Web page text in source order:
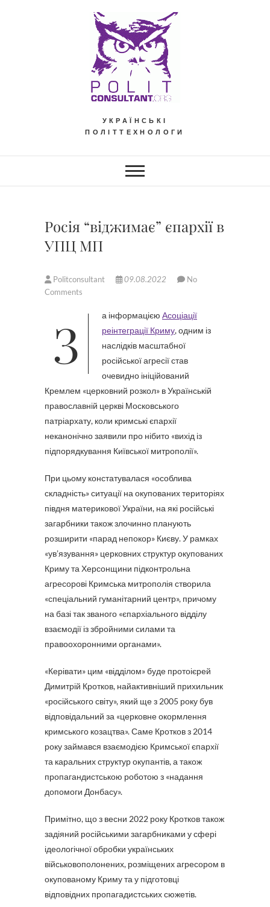
УКРАЇНСЬКІ
ПОЛІТТЕХНОЛОГИ
Росія “віджимає” єпархії в
УПЦ МП
Politconsultant 09.08.2022
No
Comments
За інформацією Асоціації
реінтеграції Криму, одним із
наслідків масштабної
російської агресії став
очевидно ініційований
Кремлем «церковний розкол» в Українській
православній церкві Московського
патріархату, коли кримські єпархії
неканонічно заявили про нібито «вихід із
підпорядкування Київської митрополії».
При цьому констатувалася «особлива
складність» ситуації на окупованих територіях
півдня материкової України, на які російські
загарбники також злочинно планують
розширити «парад непокор» Києву. У рамках
«ув’язування» церковних структур окупованих
Криму та Херсонщини підконтрольна
агресорові Кримська митрополія створила
«спеціальний гуманітарний центр», причому
на базі так званого «єпархіального відділу
взаємодії із збройними силами та
правоохоронними органами».
«Керівати» цим «відділом» буде протоієрей
Димитрій Кротков, найактивніший прихильник
«російського світу», який ще з 2005 року був
відповідальний за «церковне окормлення
кримського козацтва». Саме Кротков з 2014
року займався взаємодією Кримської єпархії
та каральних структур окупантів, а також
пропагандистською роботою з «надання
допомоги Донбасу».
Примітно, що з весни 2022 року Кротков також
задіяний російськими загарбниками у сфері
ідеологічної обробки українських
військовополонених, розміщених агресором в
окупованому Криму та у підготовці
відповідних пропагадистських сюжетів.